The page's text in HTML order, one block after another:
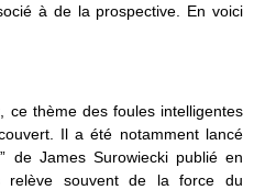
à de la prospective. En voici
ce thème des foules intelligentes
Il a été notamment lancé
” de James Surowiecki publié en
relève souvent de la force du